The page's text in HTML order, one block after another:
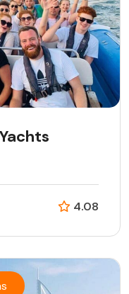
4.08